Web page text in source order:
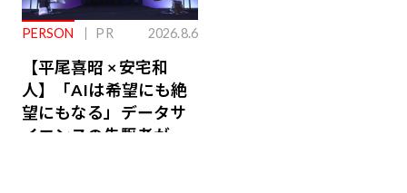
PERSON PR 2026.8.6
【平尾喜昭 × 安宅和
人】「AIは希望にも絶
望にもなる」データサ
イエンスの先駆者が語